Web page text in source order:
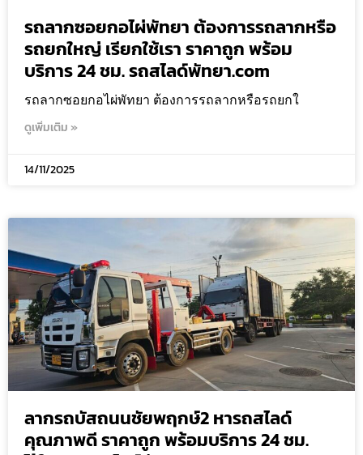
รถลากซอยกอไผ่พัทยา ต้องการรถลากหรือ
รถยกใหญ่ เรียกใช้เรา ราคาถูก พร้อม
บริการ 24 ชม. รถสไลด์พัทยา.com
รถลากซอยกอไผ่พัทยา ต้องการรถลากหรือรถยกใ
ดูเพิ่มเติม »
14/11/2025
ลากรถบัสถนนชัยพฤกษ์2 หารถสไลด์
คุณภาพดี ราคาถูก พร้อมบริการ 24 ชม.